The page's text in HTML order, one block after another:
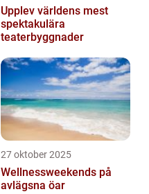
Upplev världens mest
spektakulära
teaterbyggnader
27 oktober 2025
Wellnessweekends på
avlägsna öar